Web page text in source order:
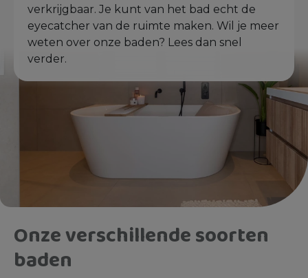
verkrijgbaar. Je kunt van het bad echt de
eyecatcher van de ruimte maken. Wil je meer
weten over onze baden? Lees dan snel
verder.
Onze verschillende soorten
baden